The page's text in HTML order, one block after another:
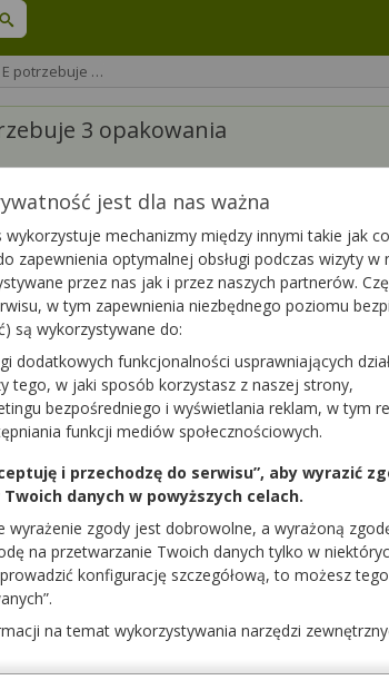
E potrzebuje …
3 opakowania
Proszę podać dokładną nazwę leku wraz z
Pozdrawiam.
tabletek antykoncepcyjnych z recepty
tabletek antykoncepcyjnych
z
recepta zostanie anulowana czy bede
jest dla nas ważna
wykorzystuje mechanizmy między innymi takie jak
zapewnienia optymalnej obsługi podczas wizyty
przez nas jak i przez naszych partnerów.
w tym zapewnienia niezbędnego poziomu
są wykorzystywane do:
dodatkowych funkcjonalności usprawniających
tego, w jaki sposób korzystasz z naszej strony,
bezpośredniego i wyświetlania reklam, w tym
funkcji mediów społecznościowych.
i przechodzę do serwisu”, aby wyrazić
danych w powyższych celach.
wyrażenie zgody jest dobrowolne, a wyrażoną
na przetwarzanie Twoich danych tylko w
konfigurację szczegółową, to możesz
na temat wykorzystywania narzędzi